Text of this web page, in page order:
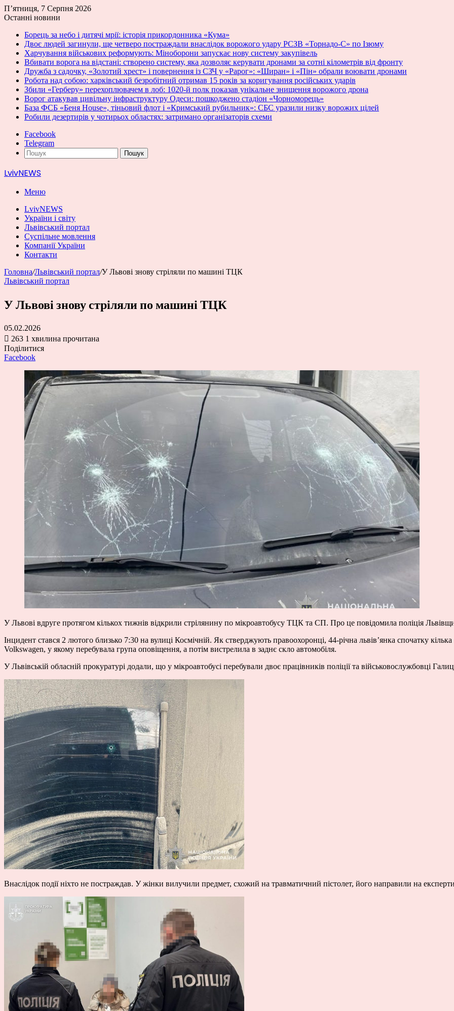
П’ятниця, 7 Серпня 2026
Останні новини
Борець за небо і дитячі мрії: історія прикордонника «Кума»
Двоє людей загинули, ще четверо постраждали внаслідок ворожого удару РСЗВ «Торнадо-С» по Ізюму
Харчування військових реформують: Міноборони запускає нову систему закупівель
Вбивати ворога на відстані: створено систему, яка дозволяє керувати дронами за сотні кілометрів від фронту
Дружба з садочку, «Золотий хрест» і повернення із СЗЧ у «Рарог»: «Ширан» і «Пін» обрали воювати дронами
Робота над собою: харківський безробітний отримав 15 років за коригування російських ударів
Збили «Герберу» перехоплювачем в лоб: 1020-й полк показав унікальне знищення ворожого дрона
Ворог атакував цивільну інфраструктуру Одеси: пошкоджено стадіон «Чорноморець»
База ФСБ «Беня House», тіньовий флот і «Кримський рубильник»: СБС уразили низку ворожих цілей
Робили дезертирів у чотирьох областях: затримано організаторів схеми
Facebook
Telegram
Пошук
LvivNEWS
Меню
LvivNEWS
України і світу
Львівський портал
Суспільне мовлення
Компанії України
Контакти
Головна/Львівський портал/У Львові знову стріляли по машині ТЦК
Львівський портал
У Львові знову стріляли по машині ТЦК
05.02.2026
263 1 хвилина прочитана
Поділитися
Facebook
У Львові вдруге протягом кількох тижнів відкрили стрілянину по мікроавтобусу ТЦК та СП. Про це повідомила поліція
Інцидент стався 2 лютого близько 7:30 на вулиці Космічній. Як стверджують правоохоронці, 44-річна львів’янка спочатку
Volkswagen, у якому перебувала група оповіщення, а потім вистрелила в заднє скло автомобіля.
У Львівській обласній прокуратурі додали, що у мікроавтобусі перебували двоє працівників поліції та військовослужбовці
Внаслідок події ніхто не постраждав. У жінки вилучили предмет, схожий на травматичний пістолет, його направили на